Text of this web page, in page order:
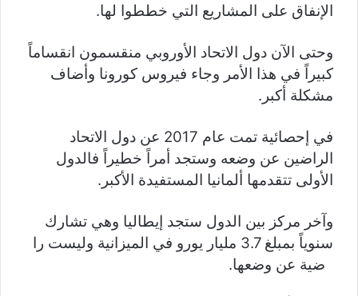
الإنفاق على المشاريع التي خططوا لها.
وحتى الآن دول الاتحاد الأوروبي منقسمون انقساماً
كبيراً في هذا الأمر وجاء فيروس كورونا وأضاف
مشكلة أكبر.
في إحصائية تمت عام 2017 عن دول الاتحاد
الراضين عن وضعه وستجد أمراً خطيراً فالدول
الأولى تتقدمها ألمانيا المستفيدة الأكبر.
وآخر مركز بين الدول ستجد إيطاليا وهي تشارك
سنوياً بمبلغ 3.7 مليار يورو في الميزانية وليست را
ضية عن وضعها.